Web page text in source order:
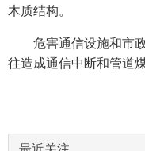
木质结构。
危害通信设施和市政
往造成通信中断和管道煤